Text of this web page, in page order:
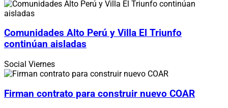
Comunidades Alto Perú y Villa El Triunfo
continúan aisladas
Social Viernes
Firman contrato para construir nuevo COAR